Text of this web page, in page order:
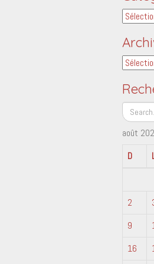
Archives
août
D
2
9
16